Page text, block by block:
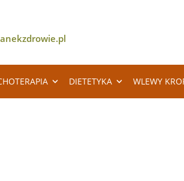
DIETETYKA WLEWY